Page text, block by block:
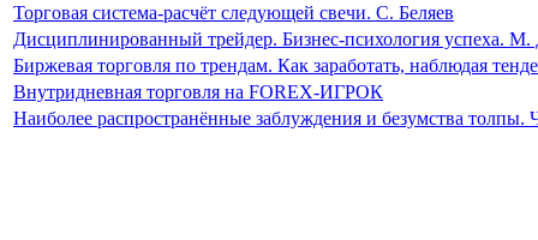
Торговая система-расчёт следующей свечи. С. Беляев
Дисциплинированный трейдер. Бизнес-психология успеха. М.
Биржевая торговля по трендам. Как заработать, наблюдая
Внутридневная торговля на FOREX-ИГРОК
Наиболее распространённые заблуждения и безумства толпы.